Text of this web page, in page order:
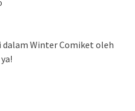
dalam Winter Comiket oleh